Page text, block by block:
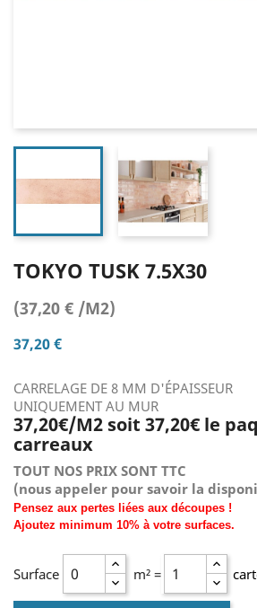
TOKYO TUSK 7.5X30
(37,20 € /M2)
37,20 €
CARRELAGE DE 8 MM D'ÉPAISSEUR
UNIQUEMENT AU MUR
37,20€/M2 soit 37,20€ le
carreaux
TOUT NOS PRIX SONT TTC
(nous appeler pour savoir la
Pensez aux pertes liées aux découpes !
Ajoutez minimum 10% à votre surfaces.
Surface m² =